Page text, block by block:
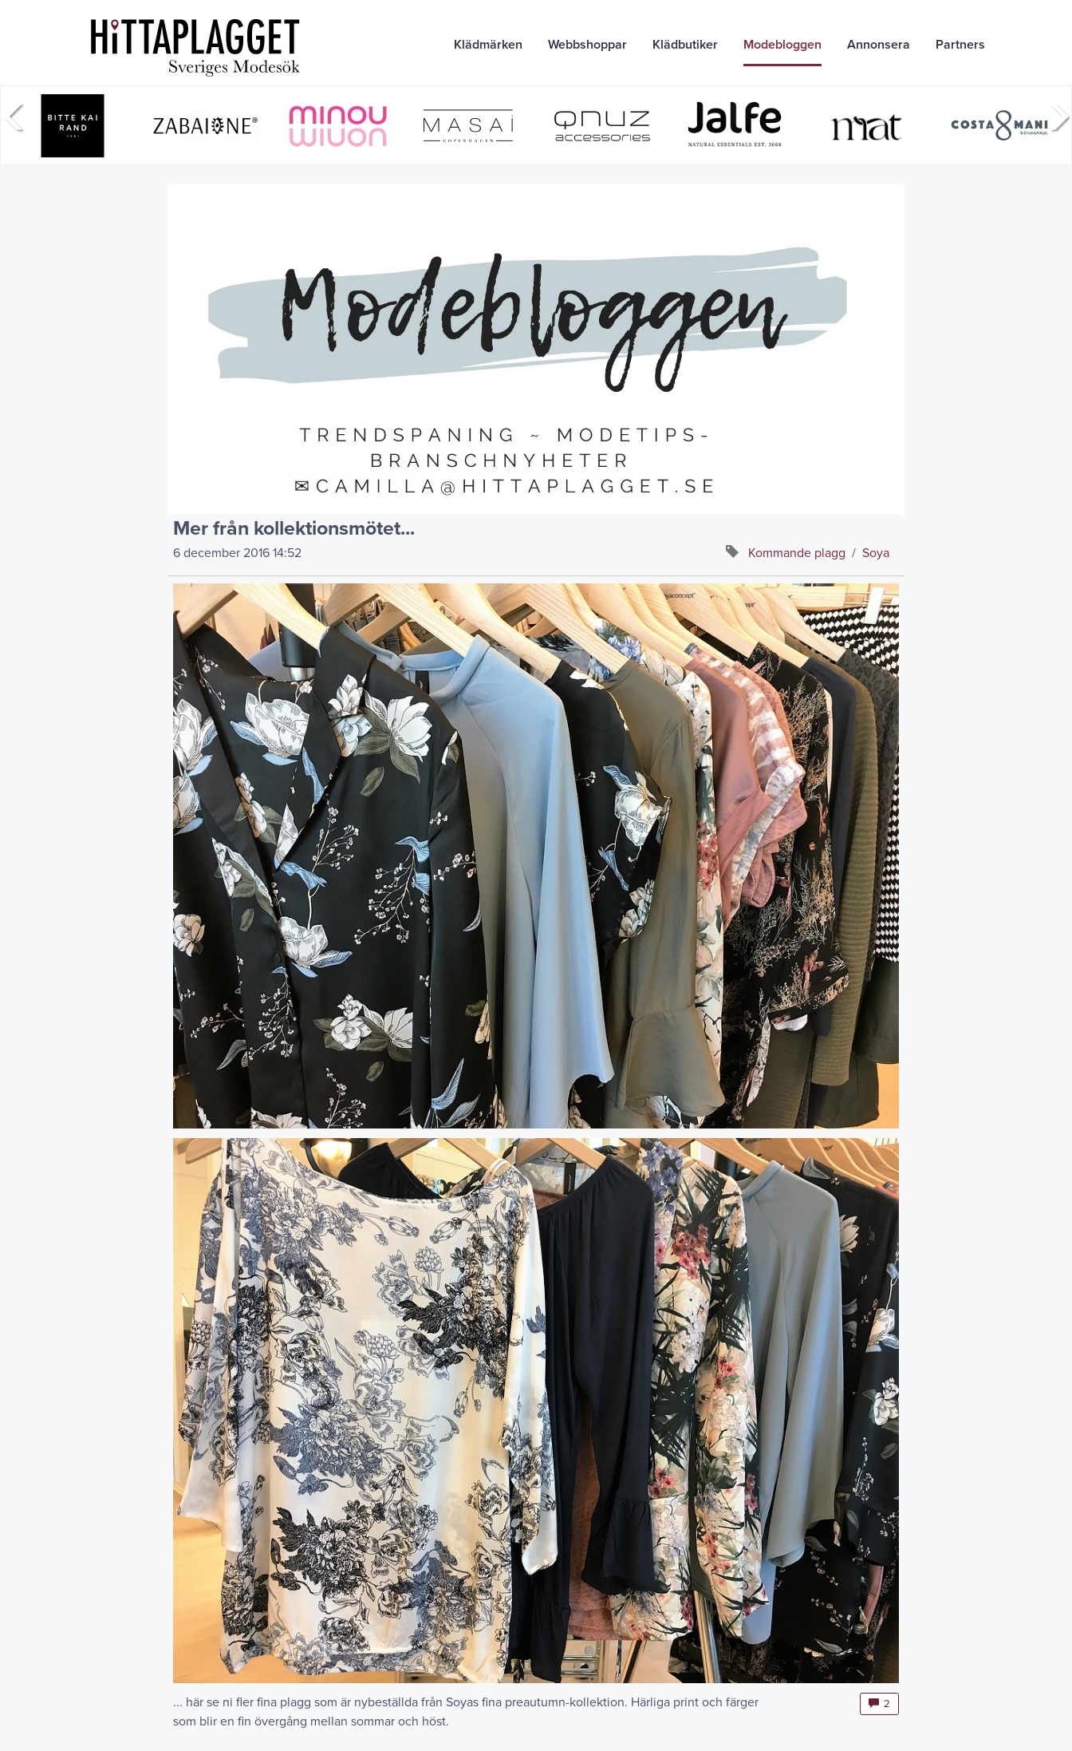
Klädmärken Webbshoppar Klädbutiker Modebloggen Annonsera Partners
Mer från kollektionsmötet...
6 december 2016 14:52 Kommande plagg /Soya
... här se ni fler fina plagg som är nybeställda från Soyas fina preautumn-kollektion. Härliga print och färger
som blir en fin övergång mellan sommar och höst.
2